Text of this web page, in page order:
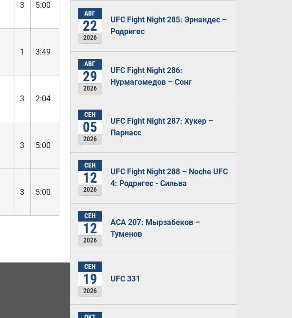
3
5:00
1
3:49
3
2:04
3
5:00
3
5:00
АВГ
22
2026
UFC Fight Night 285: Эрнандес –
Родригес
АВГ
29
2026
UFC Fight Night 286:
Нурмагомедов – Сонг
СЕН
05
2026
UFC Fight Night 287: Хукер –
Парнасс
СЕН
12
2026
UFC Fight Night 288 – Noche UFC
4: Родригес - Сильва
СЕН
12
2026
ACA 207: Мырзабеков –
Туменов
СЕН
19
2026
UFC 331